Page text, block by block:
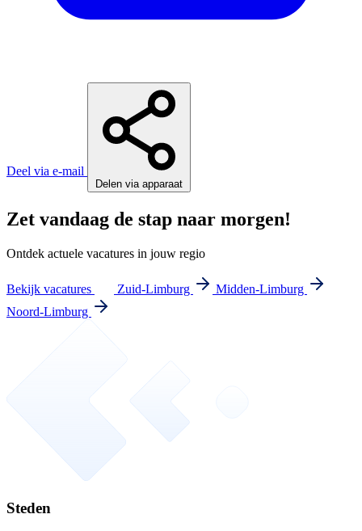
Deel via e-mail
Delen via apparaat
Zet vandaag de stap naar morgen!
Ontdek actuele vacatures in jouw regio
Bekijk vacatures Zuid-Limburg
Midden-Limburg
Noord-Limburg
Steden